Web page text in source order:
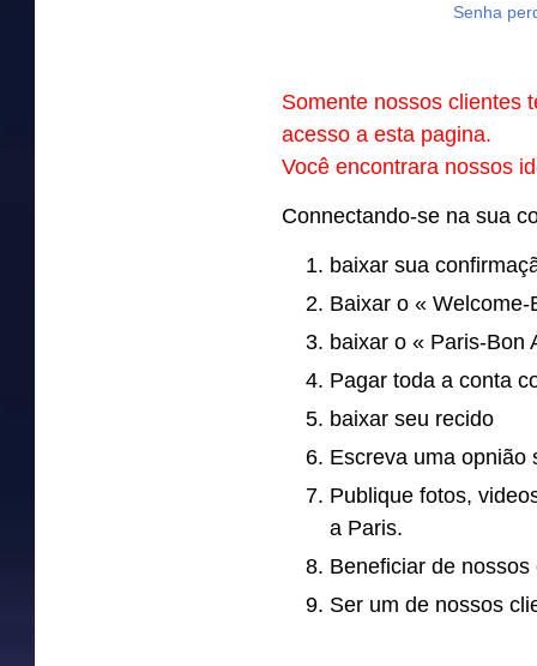
Senha
Somente nossos clientes
acesso a esta pagina.
Você encontrara nossos
Connectando-se na sua
baixar sua
Baixar o « Welcome-
baixar o « Paris-Bon
Pagar toda a conta
baixar seu recido
Escreva uma opnião
Publique fotos,
a Paris.
Beneficiar de
Ser um de nossos